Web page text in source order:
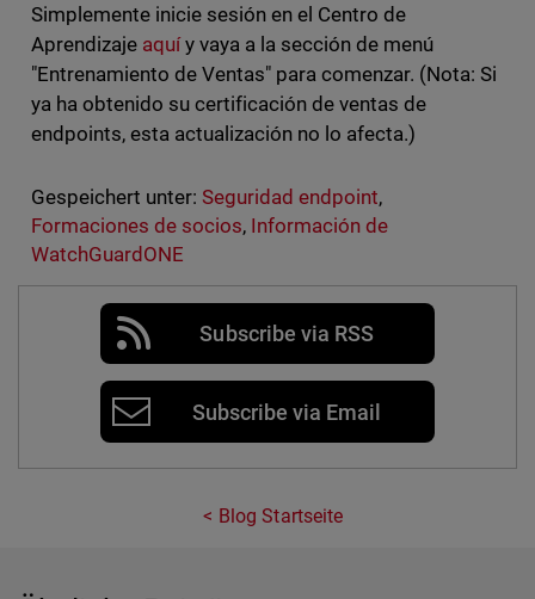
Simplemente inicie sesión en el Centro de
Aprendizaje aquíy vaya a la sección de menú
"Entrenamiento de Ventas" para comenzar. (Nota: Si
ya ha obtenido su certificación de ventas de
endpoints, esta actualización no lo afecta.)
Gespeichert unter: Seguridad endpoint,
Formaciones de socios, Información de
WatchGuardONE
Subscribe via RSS
Subscribe via Email
Blog Startseite